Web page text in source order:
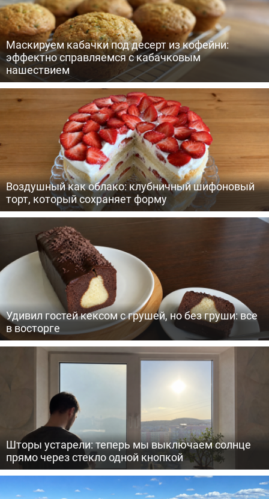
Маскируем кабачки под десерт из кофейни:
эффектно справляемся с кабачковым
нашествием
Воздушный как облако: клубничный шифоновый
торт, который сохраняет форму
Удивил гостей кексом с грушей, но без груши: все
в восторге
Шторы устарели: теперь мы выключаем солнце
прямо через стекло одной кнопкой